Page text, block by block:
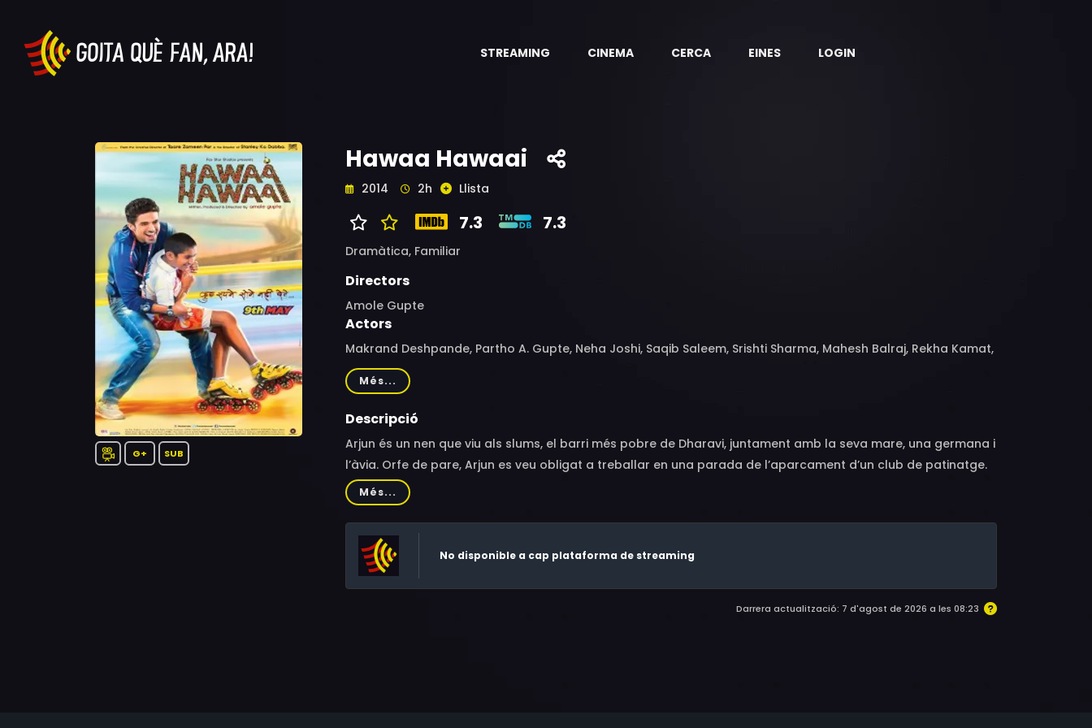
STREAMING CINEMA CERCA EINES LOGIN
G+ SUB
Hawaa Hawaai
2014 2h Llista
7.3 7.3
Dramàtica, Familiar
Directors
Amole Gupte
Actors
Makrand Deshpande, Partho A. Gupte, Neha Joshi, Saqib Saleem, Srishti Sharma, Mahesh Balraj, Rekha Kamat,
Anuj Sachdeva
Més...
Descripció
Arjun és un nen que viu als slums, el barri més pobre de Dharavi, juntament amb la seva mare, una germana i
l’àvia. Orfe de pare, Arjun es veu obligat a treballar en una parada de l’aparcament d’un club de patinatge.
Més...
No disponible a cap plataforma de streaming
Darrera actualització: 7 d'agost de 2026 a les 08:23